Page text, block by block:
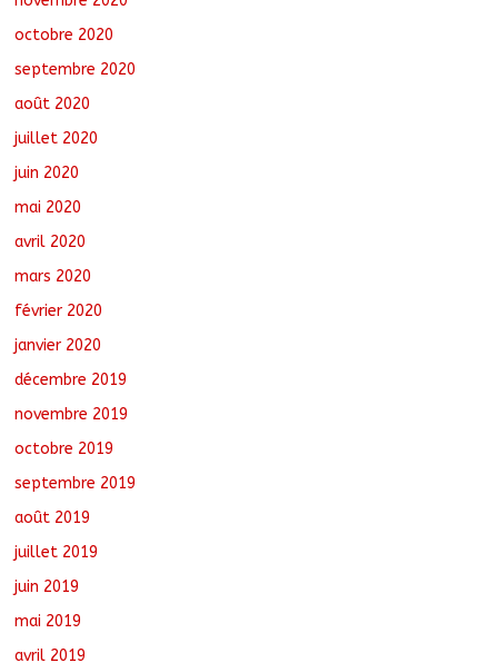
octobre 2020
septembre 2020
août 2020
juillet 2020
juin 2020
mai 2020
avril 2020
mars 2020
février 2020
janvier 2020
décembre 2019
novembre 2019
octobre 2019
septembre 2019
août 2019
juillet 2019
juin 2019
mai 2019
avril 2019